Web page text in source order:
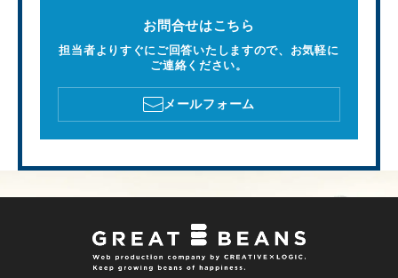
お問合せはこちら
担当者よりすぐにご回答いたしますので、お気軽に
ご連絡ください。
メールフォーム